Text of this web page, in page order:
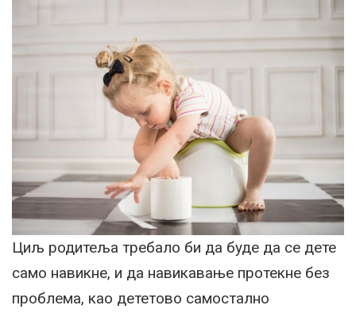
Циљ родитеља требало би да буде да се дете
само навикне, и да навикавање протекне без
проблема, као дететово самостално